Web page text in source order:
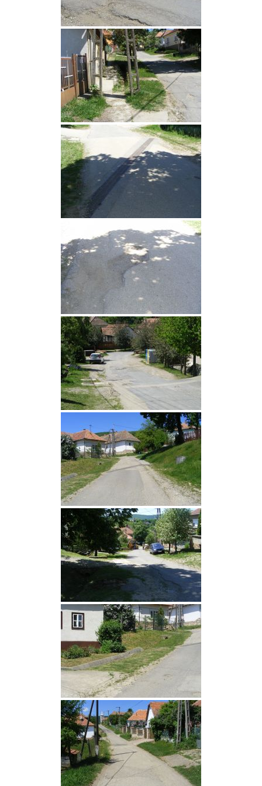
INTÉZMÉNYEK, HASZNOS INFORMÁCIÓK
ADATVÉDELEM
KÖZÉRDEKŰ ADATOK